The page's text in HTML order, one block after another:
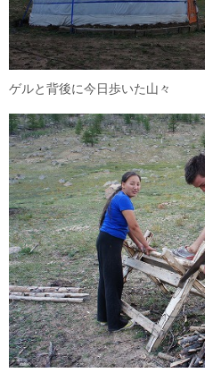
ゲルと背後に今日歩いた山々